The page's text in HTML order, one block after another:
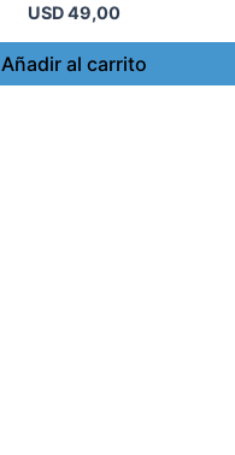
USD49,00
Añadir al carrito